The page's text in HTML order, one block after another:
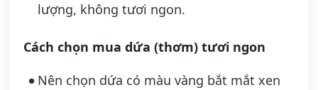
lượng, không tươi ngon.
Cách chọn mua dứa (thơm) tươi ngon
Nên chọn dứa có màu vàng bắt mắt xen